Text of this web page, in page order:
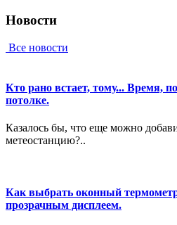
Новости
Все новости
Кто рано встает, тому... Время,
потолке.
Казалось бы, что еще можно
метеостанцию?..
Как выбрать оконный
прозрачным дисплеем.